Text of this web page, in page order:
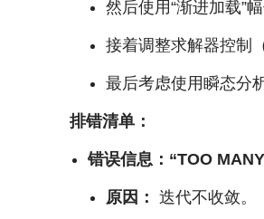
然后使用“渐进加载”
接着调整求解器控制
最后考虑使用瞬态分
排错清单：
错误信息：“TOO
原因： 迭代不收敛。